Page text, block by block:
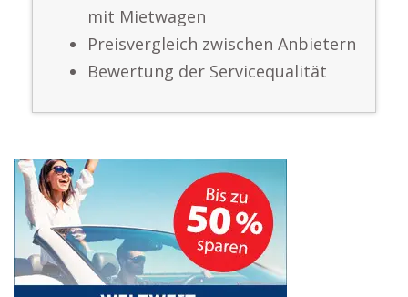
mit Mietwagen
Preisvergleich zwischen Anbietern
Bewertung der Servicequalität